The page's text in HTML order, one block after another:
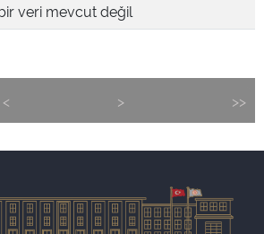
veri mevcut değil
< > >>